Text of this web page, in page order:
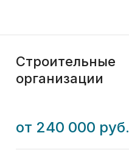
Строительные
организации
от 240 000 руб.